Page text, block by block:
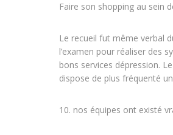
Faire son shopping au sein
Le recueil fut même verbal
l’examen pour réaliser des
bons services dépression.
dispose de plus fréquenté
10. nos équipes ont existé